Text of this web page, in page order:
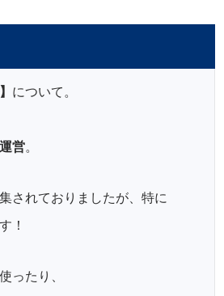
について。
営。
されておりましたが、特に
！
ったり、